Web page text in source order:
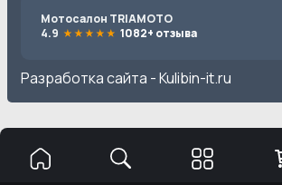
Мотосалон TRIAMOTO
4.9
1082+ отзыва
Разработка сайта -Kulibin-it.ru